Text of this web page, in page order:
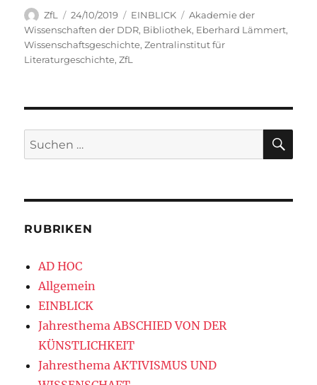
Autor
ZfL
Veröffentlicht
am
24/10/2019 Kategorien
EINBLICK Schlagwörter
Akademie der
Wissenschaften der DDR, Bibliothek, Eberhard Lämmert,
Wissenschaftsgeschichte,Zentralinstitut für
Literaturgeschichte,ZfL
Suchen
nach:
RUBRIKEN
AD HOC
Allgemein
EINBLICK
Jahresthema ABSCHIED VON DER
KÜNSTLICHKEIT
Jahresthema AKTIVISMUS UND